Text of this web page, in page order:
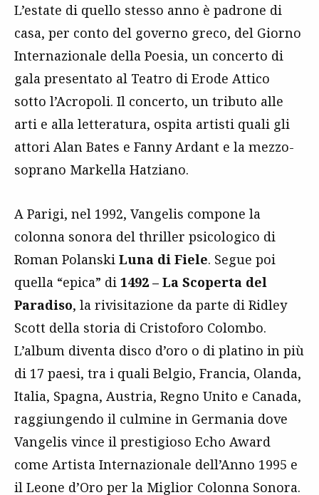
L’estate di quello stesso anno è padrone di
casa, per conto del governo greco, del Giorno
Internazionale della Poesia, un concerto di
gala presentato al Teatro di Erode Attico
sotto l’Acropoli. Il concerto, un tributo alle
arti e alla letteratura, ospita artisti quali gli
attori Alan Bates e Fanny Ardant e la mezzo-
soprano Markella Hatziano.
A Parigi, nel 1992, Vangelis compone la
colonna sonora del thriller psicologico di
Roman Polanski Luna di Fiele. Segue poi
quella “epica” di 1492 – La Scoperta del
Paradiso, la rivisitazione da parte di Ridley
Scott della storia di Cristoforo Colombo.
L’album diventa disco d’oro o di platino in più
di 17 paesi, tra i quali Belgio, Francia, Olanda,
Italia, Spagna, Austria, Regno Unito e Canada,
raggiungendo il culmine in Germania dove
Vangelis vince il prestigioso Echo Award
come Artista Internazionale dell’Anno 1995 e
il Leone d’Oro per la Miglior Colonna Sonora.